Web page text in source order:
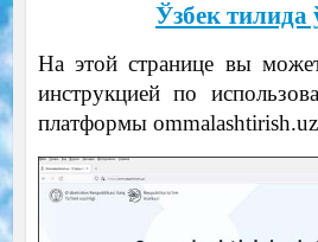
Ўзбек
На этой странице вы
инструкцией по
платформы